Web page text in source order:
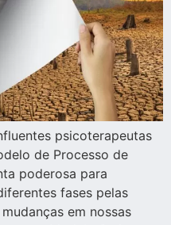
psicoterapeutas
de Processo de
poderosa para
fases pelas
em nossas